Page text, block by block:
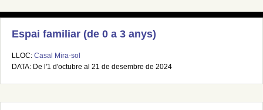
Espai familiar (de 0 a 3 anys)
LLOC: Casal Mira-sol
DATA: De l'1 d'octubre al 21 de desembre de 2024